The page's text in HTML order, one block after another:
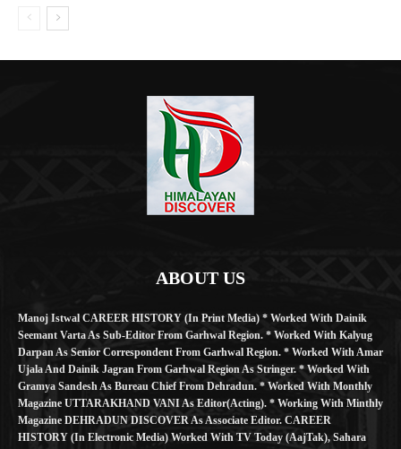
ABOUT US
Manoj Istwal CAREER HISTORY (in Print Media) * Worked With Dainik
Seemant Varta As Sub-Editor From Garhwal Region. * Worked With Kalyug
Darpan As Senior Correspondent From Garhwal Region. * Worked With Amar
Ujala And Dainik Jagran From Garhwal Region As Stringer. * Worked With
Gramya Sandesh As Bureau Chief From Dehradun. * Worked With Monthly
Magazine UTTARAKHAND VANI As Editor(Acting). * Working With Minthly
Magazine DEHRADUN DISCOVER As Associate Editor. CAREER
HISTORY (in Electronic Media) Worked With TV Today (AajTak), Sahara